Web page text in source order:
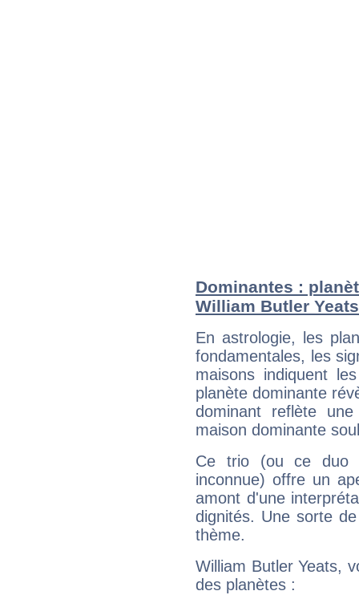
Dominantes :
William Butler Yeats
En astrologie, les
fondamentales, les
maisons indiquent
planète dominante
dominant reflète
maison dominante
Ce trio (ou ce duo
inconnue) offre un
amont d'une
dignités. Une sorte
thème.
William Butler Yeats,
des planètes :